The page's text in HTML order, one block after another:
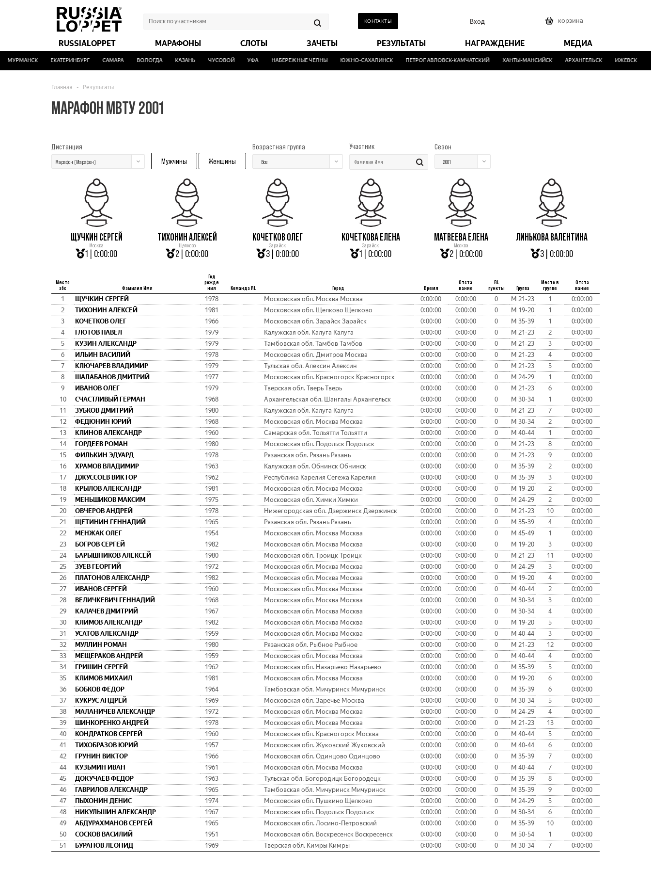
КОНТАКТЫ Вход корзина
RUSSIALOPPET МАРАФОНЫ СЛОТЫ ЗАЧЕТЫ РЕЗУЛЬТАТЫ НАГРАЖДЕНИЕ МЕДИА
МУРМАНСК ЕКАТЕРИНБУРГ САМАРА ВОЛОГДА КАЗАНЬ ЧУСОВОЙ УФА НАБЕРЕЖНЫЕ ЧЕЛНЫ ЮЖНО-САХАЛИНСК ПЕТРОПАВЛОВСК-КАМЧАТСКИЙ ХАНТЫ-МАНСИЙСК АРХАНГЕЛЬСК ИЖЕВСК
Главная - Результаты
МАРАФОН МВТУ 2001
Дистанция
Марафон (Марафон) Мужчины Женщины
Возрастная группа
Все
Участник Сезон
2001
ЩУЧКИН СЕРГЕЙ
Москва
1 | 0:00:00
ТИХОНИН АЛЕКСЕЙ
Щелково
2 | 0:00:00
КОЧЕТКОВ ОЛЕГ
Зарайск
3 | 0:00:00
КОЧЕТКОВА ЕЛЕНА
Зарайск
1 | 0:00:00
МАТВЕЕВА ЕЛЕНА
Москва
2 | 0:00:00
ЛИНЬКОВА ВАЛЕНТИНА
3 | 0:00:00
Место
абс
Фамилия Имя
Год
рожде
ния
Команда RL Город Время
Отста
вание
RL
пункты
Группа
Место в
группе
Отста
вание
1 ЩУЧКИН СЕРГЕЙ 1978 Московская обл. Москва Москва 0:00:00 0:00:00 0 М 21-23 1
0:00:00
2
ТИХОНИН АЛЕКСЕЙ 1981 Московская обл. Щелково Щелково 0:00:00 0:00:00 0 М 19-20 1
0:00:00
3
КОЧЕТКОВ ОЛЕГ 1966 Московская обл. Зарайск Зарайск 0:00:00 0:00:00 0 М 35-39 1
0:00:00
4
ГЛОТОВ ПАВЕЛ 1979 Калужская обл. Калуга Калуга 0:00:00 0:00:00 0 М 21-23 2
0:00:00
5
КУЗИН АЛЕКСАНДР 1979 Тамбовская обл. Тамбов Тамбов 0:00:00 0:00:00 0 М 21-23 3
0:00:00
6
ИЛЬИН ВАСИЛИЙ 1978 Московская обл. Дмитров Москва 0:00:00 0:00:00 0 М 21-23 4
0:00:00
7
КЛЮЧАРЕВ ВЛАДИМИР 1979 Тульская обл. Алексин Алексин 0:00:00 0:00:00 0 М 21-23 5
0:00:00
8
ШАЛАБАНОВ ДМИТРИЙ 1977 Московская обл. Красногорск Красногорск 0:00:00 0:00:00 0 М 24-29 1
0:00:00
9
ИВАНОВ ОЛЕГ 1979 Тверская обл. Тверь Тверь 0:00:00 0:00:00 0 М 21-23 6
0:00:00
10
СЧАСТЛИВЫЙ ГЕРМАН 1968 Архангельская обл. Шангалы Архангельск 0:00:00 0:00:00 0 М 30-34 1
0:00:00
11
ЗУБКОВ ДМИТРИЙ 1980 Калужская обл. Калуга Калуга 0:00:00 0:00:00 0 М 21-23 7
0:00:00
12
ФЕДЮНИН ЮРИЙ 1968 Московская обл. Москва Москва 0:00:00 0:00:00 0 М 30-34 2
0:00:00
13
КЛИНОВ АЛЕКСАНДР 1960 Самарская обл. Тольятти Тольятти 0:00:00 0:00:00 0 М 40-44 1
0:00:00
14
ГОРДЕЕВ РОМАН 1980 Московская обл. Подольск Подольск 0:00:00 0:00:00 0 М 21-23 8
0:00:00
15
ФИЛЬКИН ЭДУАРД 1978 Рязанская обл. Рязань Рязань 0:00:00 0:00:00 0 М 21-23 9
0:00:00
16
ХРАМОВ ВЛАДИМИР 1963 Калужская обл. Обнинск Обнинск 0:00:00 0:00:00 0 М 35-39 2
0:00:00
17
ДЖУССОЕВ ВИКТОР 1962 Республика Карелия Сегежа Карелия 0:00:00 0:00:00 0 М 35-39 3
0:00:00
18
КРЫЛОВ АЛЕКСАНДР 1981 Московская обл. Москва Москва 0:00:00 0:00:00 0 М 19-20 2
0:00:00
19
МЕНЬШИКОВ МАКСИМ 1975 Московская обл. Химки Химки 0:00:00 0:00:00 0 М 24-29 2
0:00:00
20
ОВЧЕРОВ АНДРЕЙ 1978 Нижегородская обл. Дзержинск Дзержинск 0:00:00 0:00:00 0 М 21-23 10
0:00:00
21
ЩЕТИНИН ГЕННАДИЙ 1965 Рязанская обл. Рязань Рязань 0:00:00 0:00:00 0 М 35-39 4
0:00:00
22
МЕНЖАК ОЛЕГ 1954 Московская обл. Москва Москва 0:00:00 0:00:00 0 М 45-49 1
0:00:00
23
БОГРОВ СЕРГЕЙ 1982 Московская обл. Москва Москва 0:00:00 0:00:00 0 М 19-20 3
0:00:00
24
БАРЫШНИКОВ АЛЕКСЕЙ 1980 Московская обл. Троицк Троицк 0:00:00 0:00:00 0 М 21-23 11
0:00:00
25
ЗУЕВ ГЕОРГИЙ 1972 Московская обл. Москва Москва 0:00:00 0:00:00 0 М 24-29 3
0:00:00
26
ПЛАТОНОВ АЛЕКСАНДР 1982 Московская обл. Москва Москва 0:00:00 0:00:00 0 М 19-20 4
0:00:00
27
ИВАНОВ СЕРГЕЙ 1960 Московская обл. Москва Москва 0:00:00 0:00:00 0 М 40-44 2
0:00:00
28
ВЕЛИЧКЕВИЧ ГЕННАДИЙ 1968 Московская обл. Москва Москва 0:00:00 0:00:00 0 М 30-34 3
0:00:00
29
КАЛАЧЕВ ДМИТРИЙ 1967 Московская обл. Москва Москва 0:00:00 0:00:00 0 М 30-34 4
0:00:00
30
КЛИМОВ АЛЕКСАНДР 1982 Московская обл. Москва Москва 0:00:00 0:00:00 0 М 19-20 5
0:00:00
31
УСАТОВ АЛЕКСАНДР 1959 Московская обл. Москва Москва 0:00:00 0:00:00 0 М 40-44 3
0:00:00
32
МУЛЛИН РОМАН 1980 Рязанская обл. Рыбное Рыбное 0:00:00 0:00:00 0 М 21-23 12
0:00:00
33
МЕЩЕРАКОВ АНДРЕЙ 1959 Московская обл. Москва Москва 0:00:00 0:00:00 0 М 40-44 4
0:00:00
34
ГРИШИН СЕРГЕЙ 1962 Московская обл. Назарьево Назарьево 0:00:00 0:00:00 0 М 35-39 5
0:00:00
35
КЛИМОВ МИХАИЛ 1981 Московская обл. Москва Москва 0:00:00 0:00:00 0 М 19-20 6
0:00:00
36
БОБКОВ ФЕДОР 1964 Тамбовская обл. Мичуринск Мичуринск 0:00:00 0:00:00 0 М 35-39 6
0:00:00
37
КУКРУС АНДРЕЙ 1969 Московская обл. Заречье Москва 0:00:00 0:00:00 0 М 30-34 5
0:00:00
38
МАЛАНИЧЕВ АЛЕКСАНДР 1972 Московская обл. Москва Москва 0:00:00 0:00:00 0 М 24-29 4
0:00:00
39
ШИНКОРЕНКО АНДРЕЙ 1978 Московская обл. Москва Москва 0:00:00 0:00:00 0 М 21-23 13
0:00:00
40
КОНДРАТКОВ СЕРГЕЙ 1960 Московская обл. Красногорск Москва 0:00:00 0:00:00 0 М 40-44 5
0:00:00
41
ТИХОБРАЗОВ ЮРИЙ 1957 Московская обл. Жуковский Жуковский 0:00:00 0:00:00 0 М 40-44 6
0:00:00
42
ГРУНИН ВИКТОР 1966 Московская обл. Одинцово Одинцово 0:00:00 0:00:00 0 М 35-39 7
0:00:00
44
КУЗЬМИН ИВАН 1961 Московская обл. Москва Москва 0:00:00 0:00:00 0 М 40-44 7
0:00:00
45
ДОКУЧАЕВ ФЕДОР 1963 Тульская обл. Богородицк Богородецк 0:00:00 0:00:00 0 М 35-39 8
0:00:00
46
ГАВРИЛОВ АЛЕКСАНДР 1965 Тамбовская обл. Мичуринск Мичуринск 0:00:00 0:00:00 0 М 35-39 9
0:00:00
47
ПЫХОНИН ДЕНИС 1974 Московская обл. Пушкино Щелково 0:00:00 0:00:00 0 М 24-29 5
0:00:00
48
НИКУЛЬШИН АЛЕКСАНДР 1967 Московская обл. Подольск Подольск 0:00:00 0:00:00 0 М 30-34 6
0:00:00
49
АБДУРАХМАНОВ СЕРГЕЙ 1965 Московская обл. Лосино-Петровский 0:00:00 0:00:00 0 М 35-39 10
0:00:00
50
СОСКОВ ВАСИЛИЙ 1951 Московская обл. Воскресенск Воскресенск 0:00:00 0:00:00 0 М 50-54 1
0:00:00
51
БУРАНОВ ЛЕОНИД 1969 Тверская обл. Кимры Кимры 0:00:00 0:00:00 0 М 30-34 7 0:00:00